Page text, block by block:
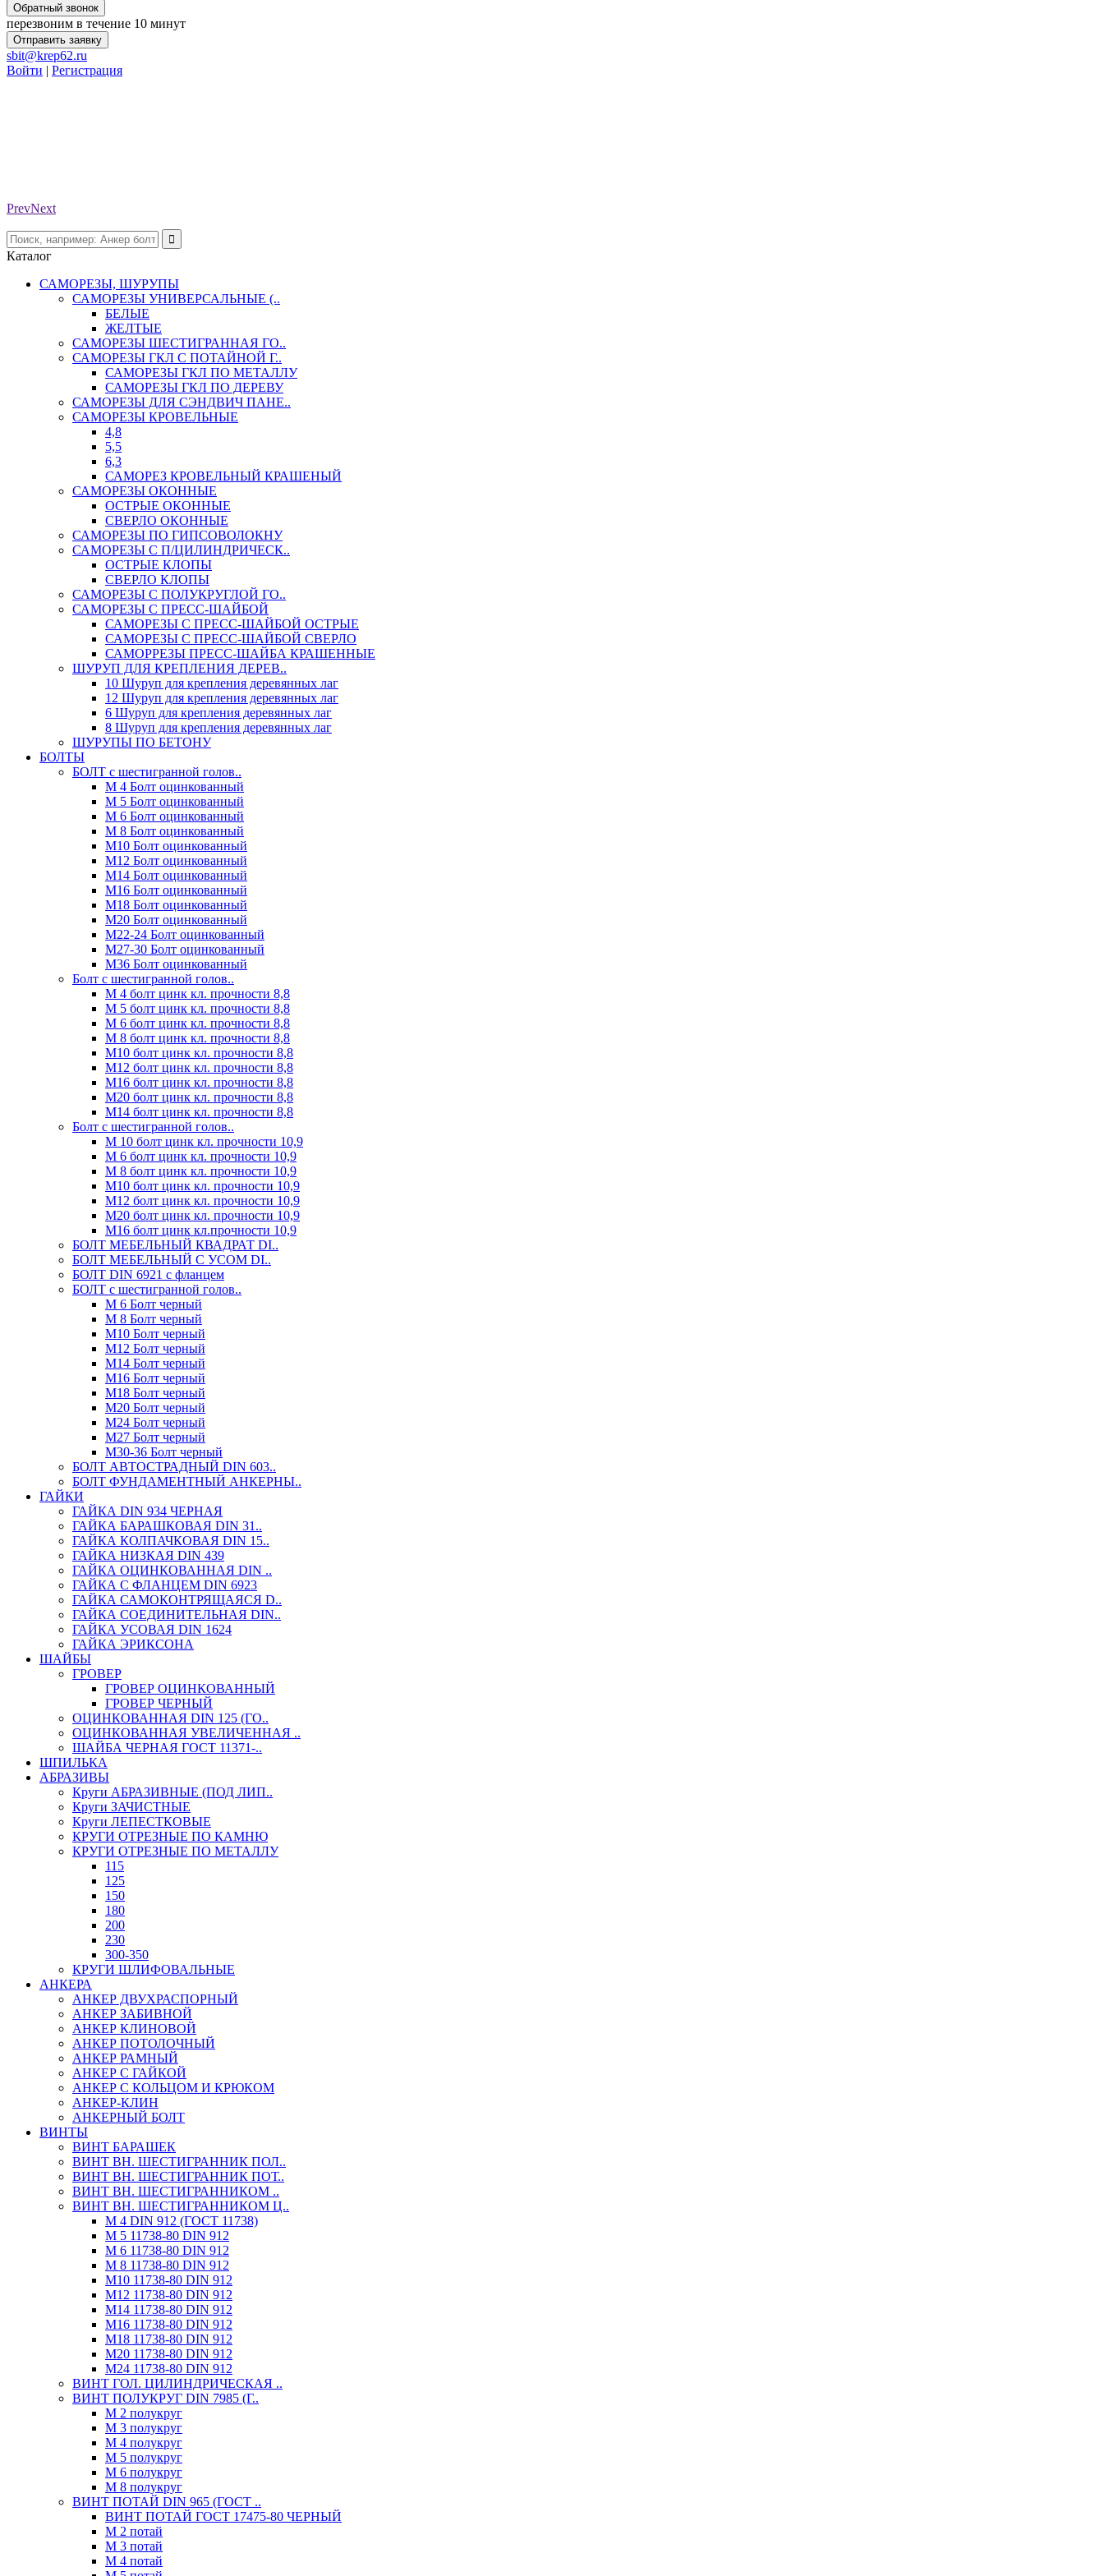
Обратный звонок
перезвоним в течение 10 минут
Отправить заявку
sbit@krep62.ru
Войти | Регистрация
PrevNext
Каталог
САМОРЕЗЫ, ШУРУПЫ
САМОРЕЗЫ УНИВЕРСАЛЬНЫЕ (..
БЕЛЫЕ
ЖЕЛТЫЕ
САМОРЕЗЫ ШЕСТИГРАННАЯ ГО..
САМОРЕЗЫ ГКЛ С ПОТАЙНОЙ Г..
САМОРЕЗЫ ГКЛ ПО МЕТАЛЛУ
САМОРЕЗЫ ГКЛ ПО ДЕРЕВУ
САМОРЕЗЫ ДЛЯ СЭНДВИЧ ПАНЕ..
САМОРЕЗЫ КРОВЕЛЬНЫЕ
4,8
5,5
6,3
САМОРЕЗ КРОВЕЛЬНЫЙ КРАШЕНЫЙ
САМОРЕЗЫ ОКОННЫЕ
ОСТРЫЕ ОКОННЫЕ
СВЕРЛО ОКОННЫЕ
САМОРЕЗЫ ПО ГИПСОВОЛОКНУ
САМОРЕЗЫ С П/ЦИЛИНДРИЧЕСК..
ОСТРЫЕ КЛОПЫ
СВЕРЛО КЛОПЫ
САМОРЕЗЫ С ПОЛУКРУГЛОЙ ГО..
САМОРЕЗЫ С ПРЕСС-ШАЙБОЙ
САМОРЕЗЫ С ПРЕСС-ШАЙБОЙ ОСТРЫЕ
САМОРЕЗЫ С ПРЕСС-ШАЙБОЙ СВЕРЛО
САМОРРЕЗЫ ПРЕСС-ШАЙБА КРАШЕННЫЕ
ШУРУП ДЛЯ КРЕПЛЕНИЯ ДЕРЕВ..
10 Шуруп для крепления деревянных лаг
12 Шуруп для крепления деревянных лаг
6 Шуруп для крепления деревянных лаг
8 Шуруп для крепления деревянных лаг
ШУРУПЫ ПО БЕТОНУ
БОЛТЫ
БОЛТ с шестигранной голов..
М 4 Болт оцинкованный
М 5 Болт оцинкованный
М 6 Болт оцинкованный
М 8 Болт оцинкованный
М10 Болт оцинкованный
М12 Болт оцинкованный
М14 Болт оцинкованный
М16 Болт оцинкованный
М18 Болт оцинкованный
М20 Болт оцинкованный
М22-24 Болт оцинкованный
М27-30 Болт оцинкованный
М36 Болт оцинкованный
Болт с шестигранной голов..
М 4 болт цинк кл. прочности 8,8
М 5 болт цинк кл. прочности 8,8
М 6 болт цинк кл. прочности 8,8
М 8 болт цинк кл. прочности 8,8
М10 болт цинк кл. прочности 8,8
М12 болт цинк кл. прочности 8,8
М16 болт цинк кл. прочности 8,8
М20 болт цинк кл. прочности 8,8
М14 болт цинк кл. прочности 8,8
Болт с шестигранной голов..
М 10 болт цинк кл. прочности 10,9
М 6 болт цинк кл. прочности 10,9
М 8 болт цинк кл. прочности 10,9
М10 болт цинк кл. прочности 10,9
М12 болт цинк кл. прочности 10,9
М20 болт цинк кл. прочности 10,9
М16 болт цинк кл.прочности 10,9
БОЛТ МЕБЕЛЬНЫЙ КВАДРАТ DI..
БОЛТ МЕБЕЛЬНЫЙ С УСОМ DI..
БОЛТ DIN 6921 c фланцем
БОЛТ с шестигранной голов..
М 6 Болт черный
М 8 Болт черный
М10 Болт черный
М12 Болт черный
М14 Болт черный
М16 Болт черный
М18 Болт черный
М20 Болт черный
М24 Болт черный
М27 Болт черный
М30-36 Болт черный
БОЛТ АВТОСТРАДНЫЙ DIN 603..
БОЛТ ФУНДАМЕНТНЫЙ АНКЕРНЫ..
ГАЙКИ
ГАЙКА DIN 934 ЧЕРНАЯ
ГАЙКА БАРАШКОВАЯ DIN 31..
ГАЙКА КОЛПАЧКОВАЯ DIN 15..
ГАЙКА НИЗКАЯ DIN 439
ГАЙКА ОЦИНКОВАННАЯ DIN ..
ГАЙКА С ФЛАНЦЕМ DIN 6923
ГАЙКА САМОКОНТРЯЩАЯСЯ D..
ГАЙКА СОЕДИНИТЕЛЬНАЯ DIN..
ГАЙКА УСОВАЯ DIN 1624
ГАЙКА ЭРИКСОНА
ШАЙБЫ
ГРОВЕР
ГРОВЕР ОЦИНКОВАННЫЙ
ГРОВЕР ЧЕРНЫЙ
ОЦИНКОВАННАЯ DIN 125 (ГО..
ОЦИНКОВАННАЯ УВЕЛИЧЕННАЯ ..
ШАЙБА ЧЕРНАЯ ГОСТ 11371-..
ШПИЛЬКА
АБРАЗИВЫ
Круги АБРАЗИВНЫЕ (ПОД ЛИП..
Круги ЗАЧИСТНЫЕ
Круги ЛЕПЕСТКОВЫЕ
КРУГИ ОТРЕЗНЫЕ ПО КАМНЮ
КРУГИ ОТРЕЗНЫЕ ПО МЕТАЛЛУ
115
125
150
180
200
230
300-350
КРУГИ ШЛИФОВАЛЬНЫЕ
АНКЕРА
АНКЕР ДВУХРАСПОРНЫЙ
АНКЕР ЗАБИВНОЙ
АНКЕР КЛИНОВОЙ
АНКЕР ПОТОЛОЧНЫЙ
АНКЕР РАМНЫЙ
АНКЕР С ГАЙКОЙ
АНКЕР С КОЛЬЦОМ И КРЮКОМ
АНКЕР-КЛИН
АНКЕРНЫЙ БОЛТ
ВИНТЫ
ВИНТ БАРАШЕК
ВИНТ ВН. ШЕСТИГРАННИК ПОЛ..
ВИНТ ВН. ШЕСТИГРАННИК ПОТ..
ВИНТ ВН. ШЕСТИГРАННИКОМ ..
ВИНТ ВН. ШЕСТИГРАННИКОМ Ц..
М 4 DIN 912 (ГОСТ 11738)
М 5 11738-80 DIN 912
М 6 11738-80 DIN 912
М 8 11738-80 DIN 912
М10 11738-80 DIN 912
М12 11738-80 DIN 912
М14 11738-80 DIN 912
М16 11738-80 DIN 912
М18 11738-80 DIN 912
М20 11738-80 DIN 912
М24 11738-80 DIN 912
ВИНТ ГОЛ. ЦИЛИНДРИЧЕСКАЯ ..
ВИНТ ПОЛУКРУГ DIN 7985 (Г..
М 2 полукруг
М 3 полукруг
М 4 полукруг
М 5 полукруг
М 6 полукруг
М 8 полукруг
ВИНТ ПОТАЙ DIN 965 (ГОСТ ..
ВИНТ ПОТАЙ ГОСТ 17475-80 ЧЕРНЫЙ
М 2 потай
М 3 потай
М 4 потай